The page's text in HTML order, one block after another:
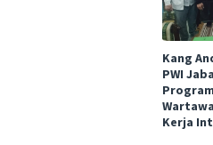
Kang
PWI
Kerja